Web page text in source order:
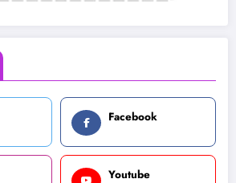
Facebook
Youtube